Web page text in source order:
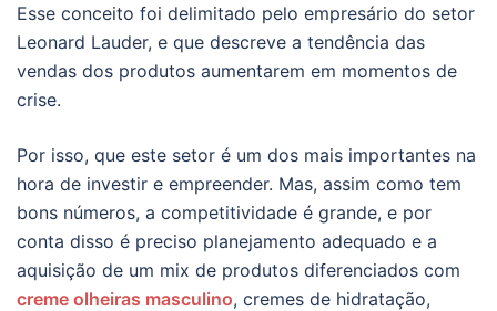
Esse conceito foi delimitado pelo empresário do setor
Leonard Lauder, e que descreve a tendência das
vendas dos produtos aumentarem em momentos de
crise.
Por isso, que este setor é um dos mais importantes na
hora de investir e empreender. Mas, assim como tem
bons números, a competitividade é grande, e por
conta disso é preciso planejamento adequado e a
aquisição de um mix de produtos diferenciados com
creme olheiras masculino, cremes de hidratação,